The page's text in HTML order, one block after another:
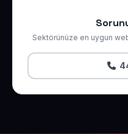
Sektörünüze en uygun